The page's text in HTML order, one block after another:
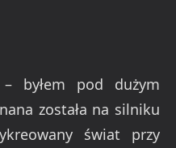
byłem pod dużym
została na silniku
świat przy